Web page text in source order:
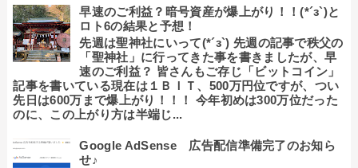
早速のご利益？暗号資産が爆上がり！！(*´з`)と
ロト6の結果と予想！
先週は聖神社にいって(*´з`) 先週の記事で秩父の
「聖神社」に行ってきた事を書きましたが、早
速のご利益？ 皆さんもご存じ「ビットコイン」
記事を書いている現在は１ＢＩＴ、500万円位ですが、つい
先日は600万まで爆上がり！！！ 今年初めは300万位だった
のに、この上がり方は半端じ...
Google AdSense 広告配信準備完了のお知ら
せ♪